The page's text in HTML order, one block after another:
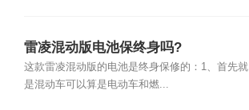
雷凌混动版电池保终身吗?
这款雷凌混动版的电池是终身保修的：1、首先就
是混动车可以算是电动车和燃...